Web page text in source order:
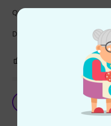
Des écrous avec un système
Qualité de fabrication
DRAREK